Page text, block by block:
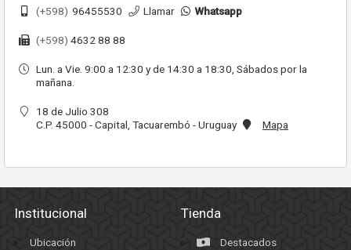
(+598) 96455530 Llamar Whatsapp
(+598) 4632 88 88
Lun. a Vie. 9:00 a 12:30 y de 14:30 a 18:30, Sábados por la
mañana.
18 de Julio 308
C.P. 45000 - Capital, Tacuarembó - Uruguay
Mapa
Institucional
Ubicación
Tienda
Destacados